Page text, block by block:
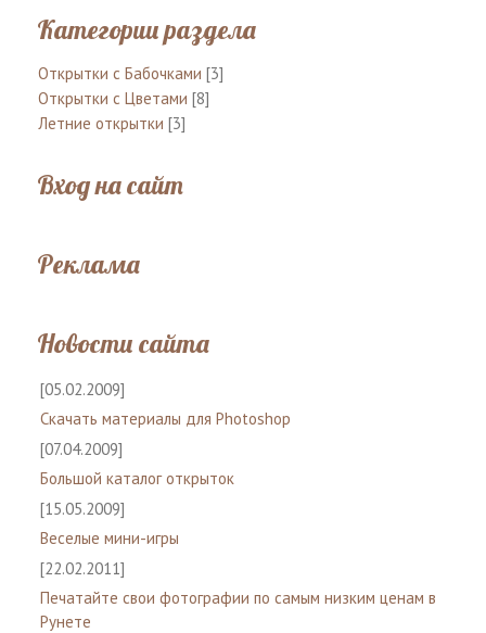
Категории раздела
Открытки с Бабочками [3]
Открытки с Цветами [8]
Летние открытки [3]
Вход на сайт
Реклама
Новости сайта
[05.02.2009]
Скачать материалы для Photoshop
[07.04.2009]
Большой каталог открыток
[15.05.2009]
Веселые мини-игры
[22.02.2011]
Печатайте свои фотографии по самым низким ценам в
Рунете